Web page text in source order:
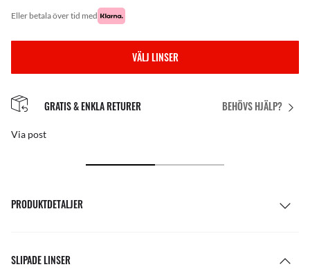
eller betala över tid med
VÄLJ LINSER
BEHÖVS HJÄLP?
GRATIS & ENKLA RETURER
Via post
PRODUKTDETALJER
SLIPADE LINSER